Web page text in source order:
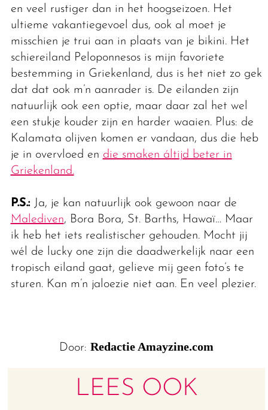
en veel rustiger dan in het hoogseizoen. Het
ultieme vakantiegevoel dus, ook al moet je
misschien je trui aan in plaats van je bikini. Het
schiereiland Peloponnesos is mijn favoriete
bestemming in Griekenland, dus is het niet zo gek
dat dat ook m’n aanrader is. De eilanden zijn
natuurlijk ook een optie, maar daar zal het wel
een stukje kouder zijn en harder waaien. Plus: de
Kalamata olijven komen er vandaan, dus die heb
je in overvloed en die smaken áltijd beter in
Griekenland.
P.S.: Ja, je kan natuurlijk ook gewoon naar de
Malediven, Bora Bora, St. Barths, Hawaï… Maar
ik heb het iets realistischer gehouden. Mocht jij
wél de lucky one zijn die daadwerkelijk naar een
tropisch eiland gaat, gelieve mij geen foto’s te
sturen. Kan m’n jaloezie niet aan. En veel plezier.
Door:Redactie Amayzine.com
LEES OOK